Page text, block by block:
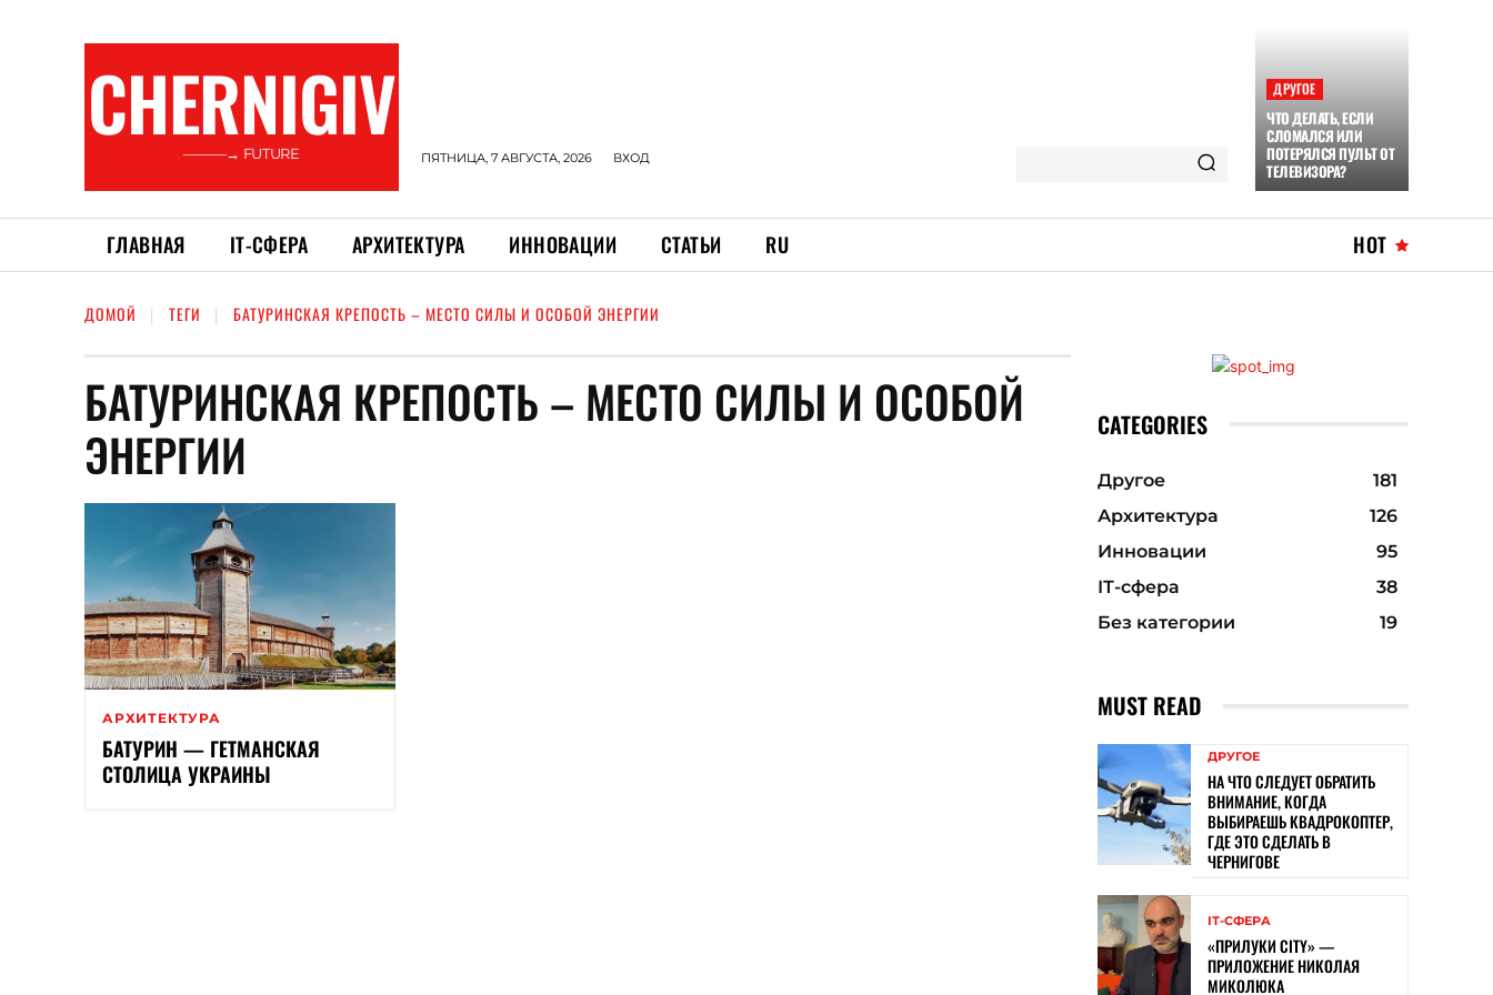
CHERNIGIV
———→ FUTURE ПЯТНИЦА, 7 АВГУСТА, 2026 ВХОД
ДРУГОЕ
ЧТО ДЕЛАТЬ, ЕСЛИ
СЛОМАЛСЯ ИЛИ
ПОТЕРЯЛСЯ ПУЛЬТ ОТ
ТЕЛЕВИЗОРА?
ГЛАВНАЯ ІТ-СФЕРА АРХИТЕКТУРА ИННОВАЦИИ СТАТЬИ RU HOT
ДОМОЙ ТЕГИ БАТУРИНСКАЯ КРЕПОСТЬ – МЕСТО СИЛЫ И ОСОБОЙ ЭНЕРГИИ
БАТУРИНСКАЯ КРЕПОСТЬ – МЕСТО СИЛЫ И ОСОБОЙ
ЭНЕРГИИ
АРХИТЕКТУРА
БАТУРИН — ГЕТМАНСКАЯ
СТОЛИЦА УКРАИНЫ
CATEGORIES
Другое
181
Архитектура
126
Инновации
95
ІТ-сфера
38
Без категории
19
MUST READ
ДРУГОЕ
НА ЧТО СЛЕДУЕТ ОБРАТИТЬ
ВНИМАНИЕ, КОГДА
ВЫБИРАЕШЬ КВАДРОКОПТЕР,
ГДЕ ЭТО СДЕЛАТЬ В
ЧЕРНИГОВЕ
ІТ-СФЕРА
«ПРИЛУКИ CITY» —
ПРИЛОЖЕНИЕ НИКОЛАЯ
МИКОЛЮКА